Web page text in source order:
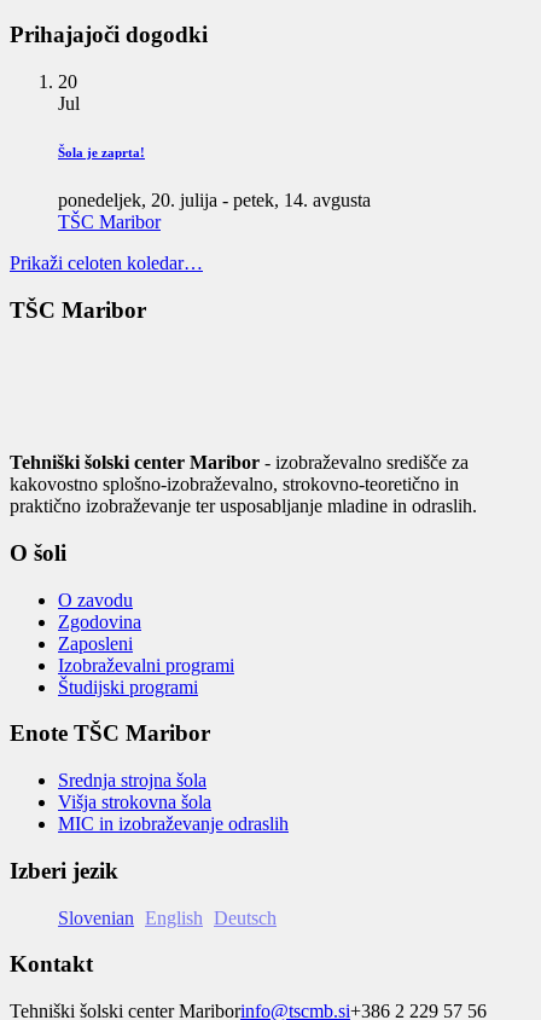
Prihajajoči dogodki
20
Jul
Šola je zaprta!
ponedeljek, 20. julija - petek, 14. avgusta
TŠC Maribor
Prikaži celoten koledar…
TŠC Maribor
Tehniški šolski center Maribor - izobraževalno središče za
kakovostno splošno-izobraževalno, strokovno-teoretično in
praktično izobraževanje ter usposabljanje mladine in odraslih.
O šoli
O zavodu
Zgodovina
Zaposleni
Izobraževalni programi
Študijski programi
Enote TŠC Maribor
Srednja strojna šola
Višja strokovna šola
MIC in izobraževanje odraslih
Izberi jezik
Slovenian English Deutsch
Kontakt
Tehniški šolski center Mariborinfo@tscmb.si+386 2 229 57 56